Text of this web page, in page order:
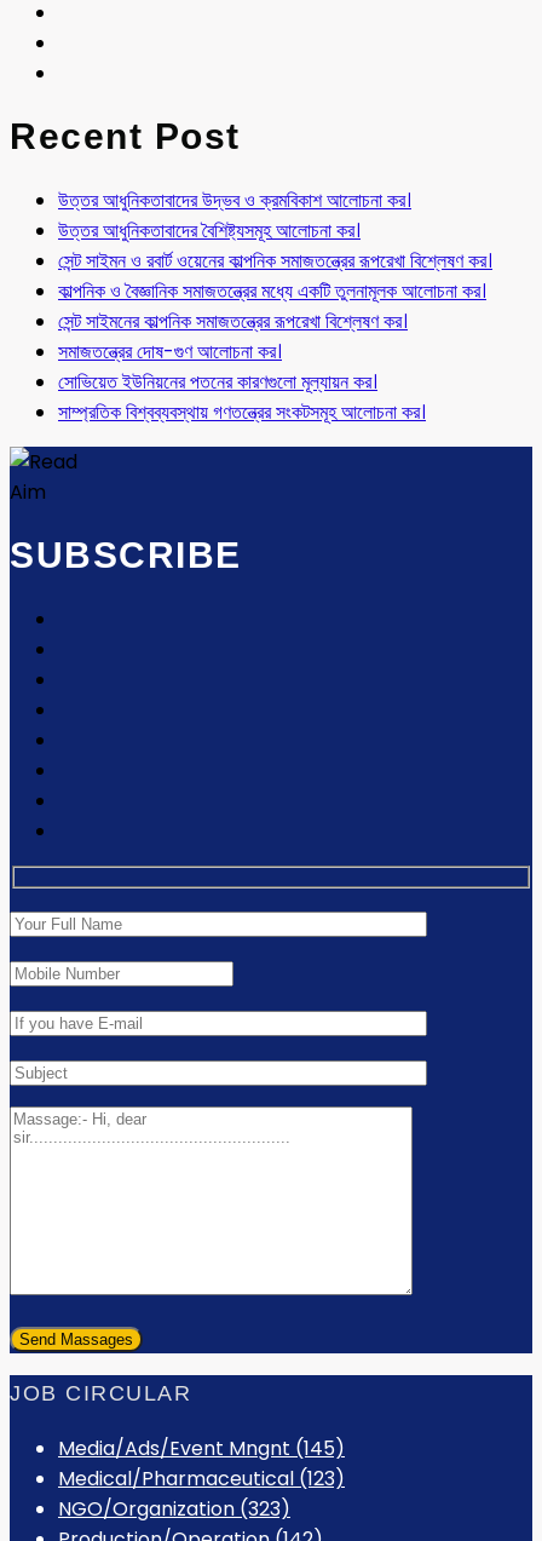
Recent Post
উত্তর আধুনিকতাবাদের উদ্ভব ও ক্রমবিকাশ আলোচনা কর।
উত্তর আধুনিকতাবাদের বৈশিষ্ট্যসমূহ আলোচনা কর।
সেন্ট সাইমন ও রবার্ট ওয়েনের কাল্পনিক সমাজতন্ত্রের রূপরেখা বিশ্লেষণ কর।
কাল্পনিক ও বৈজ্ঞানিক সমাজতন্ত্রের মধ্যে একটি তুলনামূলক আলোচনা কর।
সেন্ট সাইমনের কাল্পনিক সমাজতন্ত্রের রূপরেখা বিশ্লেষণ কর।
সমাজতন্ত্রের দোষ-গুণ আলোচনা কর।
সোভিয়েত ইউনিয়নের পতনের কারণগুলো মূল্যায়ন কর।
সাম্প্রতিক বিশ্বব্যবস্থায় গণতন্ত্রের সংকটসমূহ আলোচনা কর।
SUBSCRIBE
JOB CIRCULAR
Media/Ads/Event Mngnt (145)
Medical/Pharmaceutical (123)
NGO/Organization (323)